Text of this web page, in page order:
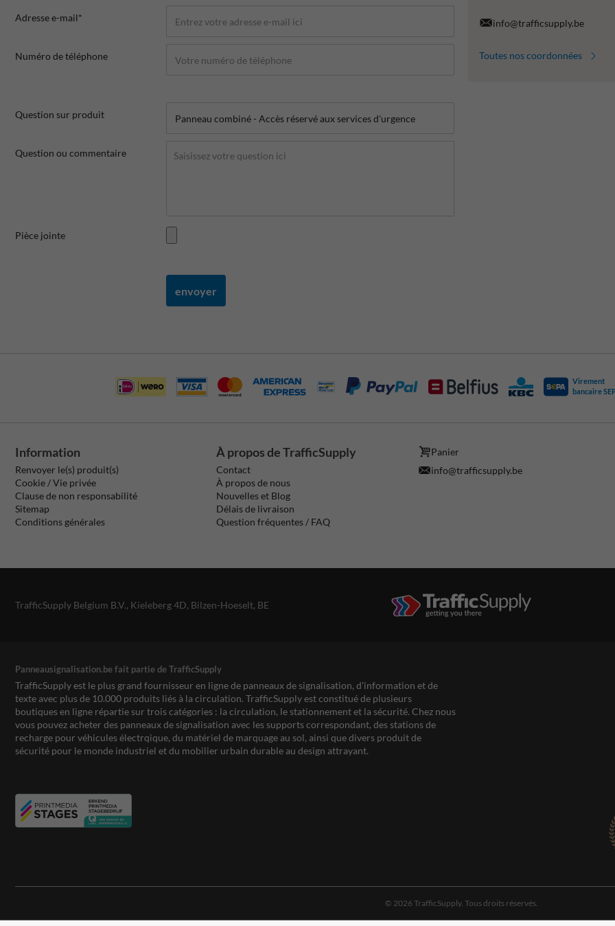
Adresse e-mail*
Numéro de téléphone
Question sur produit
Question ou commentaire
Pièce jointe
envoyer
info@trafficsupply.be
Toutes nos coordonnées
Virement
bancaire
Information
Renvoyer le(s) produit(s)
Cookie / Vie privée
Clause de non responsabilité
Sitemap
Conditions générales
À propos de TrafficSupply
Contact
À propos de nous
Nouvelles et Blog
Délais de livraison
Question fréquentes / FAQ
Panier
info@trafficsupply.be
TrafficSupply Belgium B.V., Kieleberg 4D, Bilzen-Hoeselt, BE
Panneausignalisation.be fait partie de TrafficSupply
TrafficSupply est le plus grand fournisseur en ligne de panneaux de signalisation, d'information et de
texte avec plus de 10.000 produits liés à la circulation. TrafficSupply est constitué de plusieurs
boutiques en ligne répartie sur trois catégories : la circulation, le stationnement et la sécurité. Chez nous
vous pouvez acheter des panneaux de signalisation avec les supports correspondant, des stations de
recharge pour véhicules électrqique, du matériel de marquage au sol, ainsi que divers produit de
sécurité pour le monde industriel et du mobilier urbain durable au design attrayant.
© 2026 TrafficSupply. Tous droits réservés.